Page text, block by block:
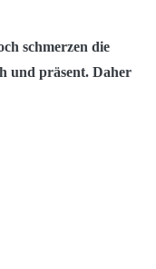
schmerzen die
und präsent. Daher